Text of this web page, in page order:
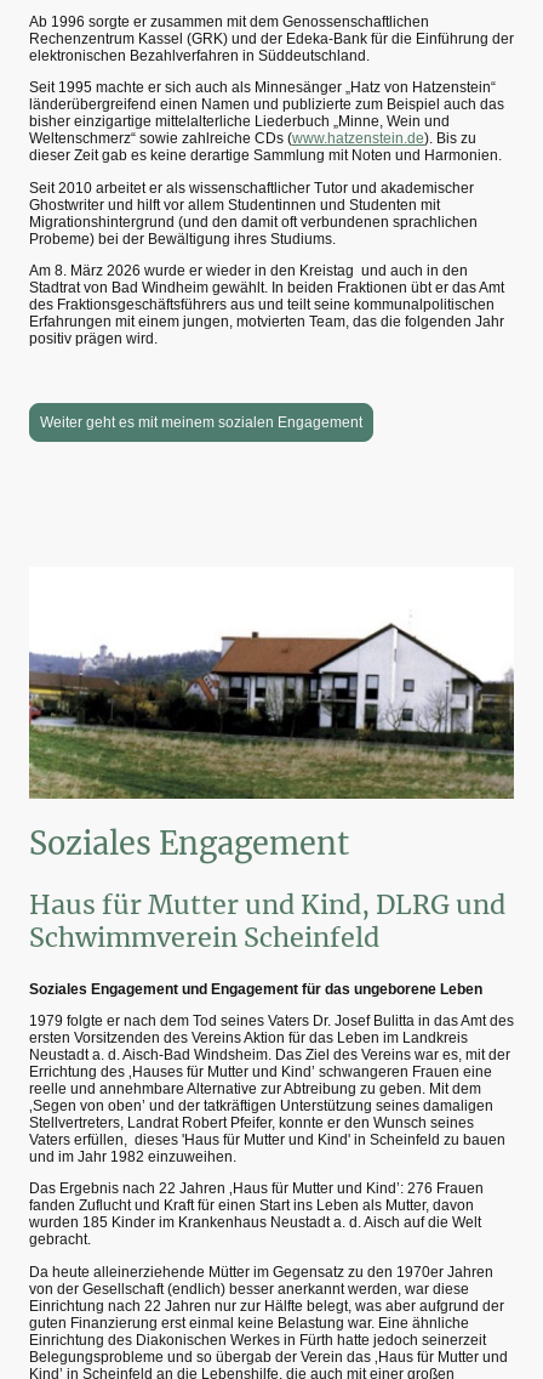
Ab 1996 sorgte er zusammen mit dem Genossenschaftlichen
Rechenzentrum Kassel (GRK) und der Edeka-Bank für die Einführung der
elektronischen Bezahlverfahren in Süddeutschland.
Seit 1995 machte er sich auch als Minnesänger „Hatz von Hatzenstein“
länderübergreifend einen Namen und publizierte zum Beispiel auch das
bisher einzigartige mittelalterliche Liederbuch „Minne, Wein und
Weltenschmerz“ sowie zahlreiche CDs (www.hatzenstein.de). Bis zu
dieser Zeit gab es keine derartige Sammlung mit Noten und Harmonien.
Seit 2010 arbeitet er als wissenschaftlicher Tutor und akademischer
Ghostwriter und hilft vor allem Studentinnen und Studenten mit
Migrationshintergrund (und den damit oft verbundenen sprachlichen
Probeme) bei der Bewältigung ihres Studiums.
Am 8. März 2026 wurde er wieder in den Kreistag und auch in den
Stadtrat von Bad Windheim gewählt. In beiden Fraktionen übt er das Amt
des Fraktionsgeschäftsführers aus und teilt seine kommunalpolitischen
Erfahrungen mit einem jungen, motvierten Team, das die folgenden Jahr
positiv prägen wird.
Weiter geht es mit meinem sozialen Engagement
Soziales Engagement
Haus für Mutter und Kind, DLRG und
Schwimmverein Scheinfeld
Soziales Engagement und Engagement für das ungeborene Leben
1979 folgte er nach dem Tod seines Vaters Dr. Josef Bulitta in das Amt des
ersten Vorsitzenden des Vereins Aktion für das Leben im Landkreis
Neustadt a. d. Aisch-Bad Windsheim. Das Ziel des Vereins war es, mit der
Errichtung des ‚Hauses für Mutter und Kind’ schwangeren Frauen eine
reelle und annehmbare Alternative zur Abtreibung zu geben. Mit dem
‚Segen von oben’ und der tatkräftigen Unterstützung seines damaligen
Stellvertreters, Landrat Robert Pfeifer, konnte er den Wunsch seines
Vaters erfüllen, dieses 'Haus für Mutter und Kind' in Scheinfeld zu bauen
und im Jahr 1982 einzuweihen.
Das Ergebnis nach 22 Jahren ‚Haus für Mutter und Kind’: 276 Frauen
fanden Zuflucht und Kraft für einen Start ins Leben als Mutter, davon
wurden 185 Kinder im Krankenhaus Neustadt a. d. Aisch auf die Welt
gebracht.
Da heute alleinerziehende Mütter im Gegensatz zu den 1970er Jahren
von der Gesellschaft (endlich) besser anerkannt werden, war diese
Einrichtung nach 22 Jahren nur zur Hälfte belegt, was aber aufgrund der
guten Finanzierung erst einmal keine Belastung war. Eine ähnliche
Einrichtung des Diakonischen Werkes in Fürth hatte jedoch seinerzeit
Belegungsprobleme und so übergab der Verein das ‚Haus für Mutter und
Kind’ in Scheinfeld an die Lebenshilfe, die auch mit einer großen